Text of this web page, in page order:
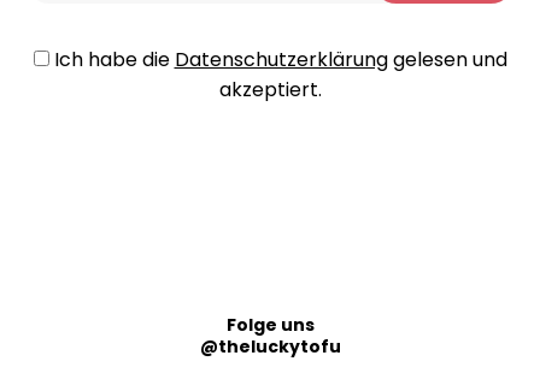
Ich habe die Datenschutzerklärunggelesen und
akzeptiert.
Folge uns
@theluckytofu